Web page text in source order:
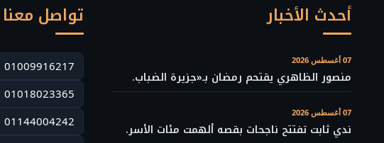
أحدث الأخبار
07 أغسطس 2026
منصور الظاهري يقتحم رمضان بـ«جزيرة الضباب.
07 أغسطس 2026
ندي ثابت تفتتح ناجحات بقصه ألهمت مئات الأسر.
تواصل معنا
01009916217
01018023365
01144004242